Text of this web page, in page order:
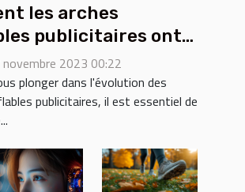
les arches
publicitaires ont
fil des ans
novembre 2023 00:22
plonger dans l'évolution des
publicitaires, il est essentiel de